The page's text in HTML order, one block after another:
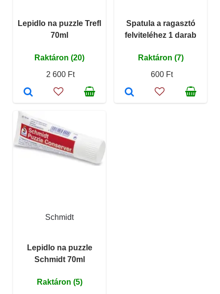
Lepidlo na puzzle Trefl
70ml
Raktáron (20)
2 600 Ft
Spatula a ragasztó
felviteléhez 1 darab
Raktáron (7)
600 Ft
Schmidt
Lepidlo na puzzle
Schmidt 70ml
Raktáron (5)